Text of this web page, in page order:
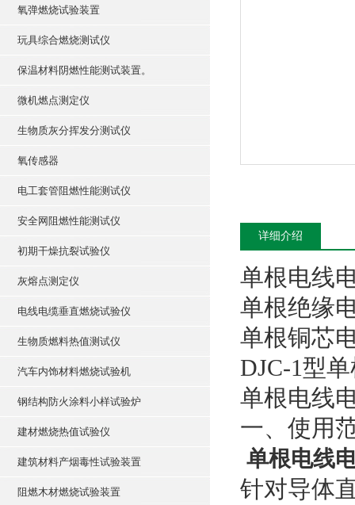
氧弹燃烧试验装置
玩具综合燃烧测试仪
保温材料阴燃性能测试装置。
微机燃点测定仪
生物质灰分挥发分测试仪
氧传感器
电工套管阻燃性能测试仪
安全网阻燃性能测试仪
初期干燥抗裂试验仪
灰熔点测定仪
电线电缆垂直燃烧试验仪
生物质燃料热值测试仪
汽车内饰材料燃烧试验机
钢结构防火涂料小样试验炉
建材燃烧热值试验仪
建筑材料产烟毒性试验装置
阻燃木材燃烧试验装置
详细介绍
单根电线
单根绝缘
单根铜芯
DJC-1型
单根电线
一、使用
单根电线
针对导体